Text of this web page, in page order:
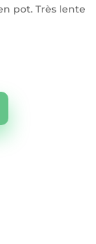
pot. Très lente